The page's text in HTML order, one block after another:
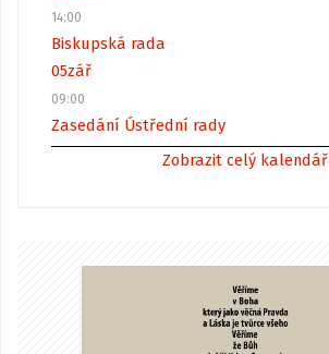
14:00
Biskupská rada
05zář
09:00
Zasedání Ústřední rady
Zobrazit celý kalendář